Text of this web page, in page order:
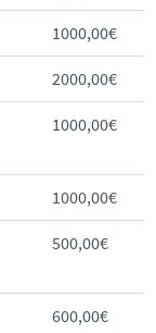
1000,00€
2000,00€
1000,00€
1000,00€
500,00€
600,00€